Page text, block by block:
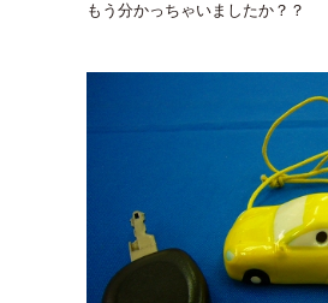
もう分かっちゃいましたか？？